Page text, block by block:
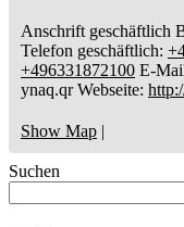
Anschrift geschäftlich
Telefon geschäftlich:
+496331872100 E-
ynaq.qr Webseite:
Show Map |
Suchen